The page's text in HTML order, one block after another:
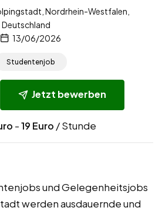
Nordrhein-Westfalen,
Deutschland
13/06/2026
Studentenjob
Jetzt bewerben
-19 Euro / Stunde
und Gelegenheitsjobs
werden ausdauernde und